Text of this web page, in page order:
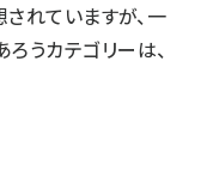
れていますが、一
うカテゴリーは、